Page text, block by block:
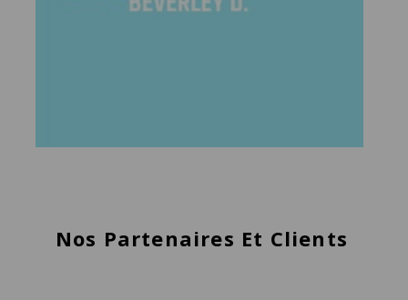
Nos Partenaires Et Clients